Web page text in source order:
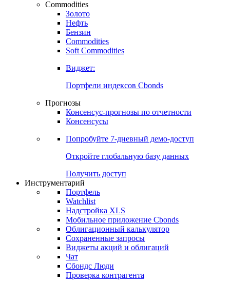
Commodities
Золото
Нефть
Бензин
Commodities
Soft Commodities
Виджет:
Портфели индексов Cbonds
Прогнозы
Консенсус-прогнозы по отчетности
Консенсусы
Попробуйте 7-дневный демо-доступ
Откройте глобальную базу данных
Получить доступ
Инструментарий
Портфель
Watchlist
Надстройка XLS
Мобильное приложение Cbonds
Облигационный калькулятор
Сохраненные запросы
Виджеты акций и облигаций
Чат
Сбондс Люди
Проверка контрагента